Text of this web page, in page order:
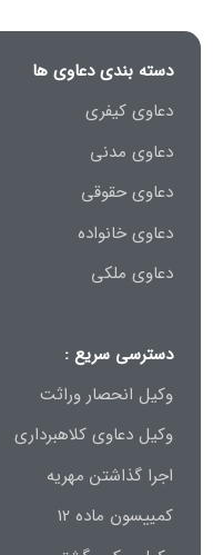
دسته بندی دعاوی ها
دعاوی کیفری
دعاوی مدنی
دعاوی حقوقی
دعاوی خانواده
دعاوی ملکی
دسترسی سریع :
وکیل انحصار وراثت
وکیل دعاوی کلاهبرداری
اجرا گذاشتن مهریه
کمییسون ماده 12